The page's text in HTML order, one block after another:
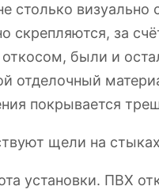
столько
скрепляются, за
были и
отделочный
покрывается
щели на
установки. ПВХ